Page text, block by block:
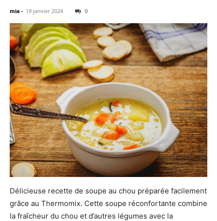
mia - 19 janvier 2024 0
Délicieuse recette de soupe au chou préparée facilement
grâce au Thermomix. Cette soupe réconfortante combine
la fraîcheur du chou et d’autres légumes avec la